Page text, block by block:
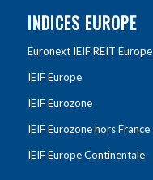
INDICES EUROPE
Euronext IEIF REIT Europe
IEIF Europe
IEIF Eurozone
IEIF Eurozone hors France
IEIF Europe Continentale